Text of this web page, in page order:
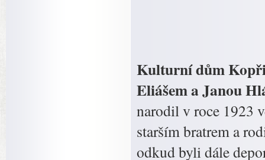
Kulturní dům
Eliášem a Janou
narodil v roce 1923
starším bratrem a
odkud byli dále